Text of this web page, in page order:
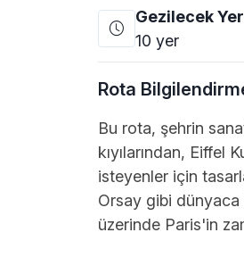
Gezilecek
10 yer
Rota
Bu rota, şehrin
kıyılarından, Eiffel
isteyenler için
Orsay gibi dünyaca
üzerinde Paris'in